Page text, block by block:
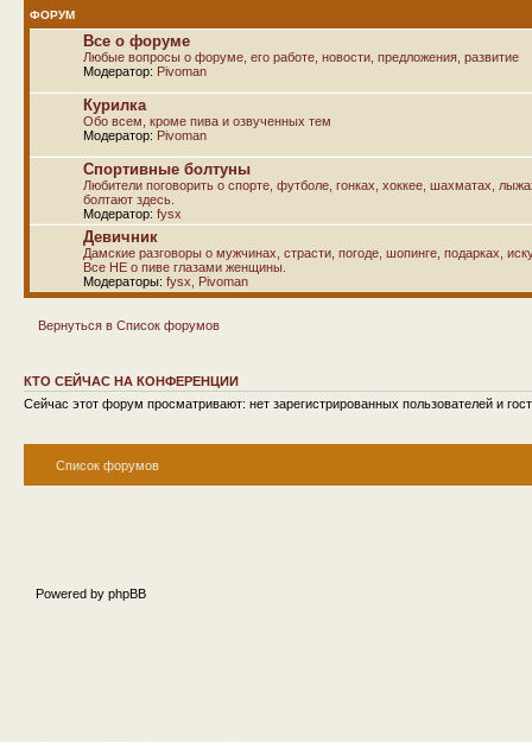
ФОРУМ
Все о форуме
Любые вопросы о форуме, его работе, новости, предложения, развитие
Модератор: Pivoman
Курилка
Обо всем, кроме пива и озвученных тем
Модератор: Pivoman
Спортивные болтуны
Любители поговорить о спорте, футболе, гонках, хоккее, шахматах,
болтают здесь.
Модератор: fysx
Девичник
Дамские разговоры о мужчинах, страсти, погоде, шопинге, подарках,
Все НЕ о пиве глазами женщины.
Модераторы: fysx Pivoman
Вернуться в Список форумов
КТО СЕЙЧАС НА КОНФЕРЕНЦИИ
Сейчас этот форум просматривают: нет зарегистрированных пользователей и
Список форумов
Powered by phpBB